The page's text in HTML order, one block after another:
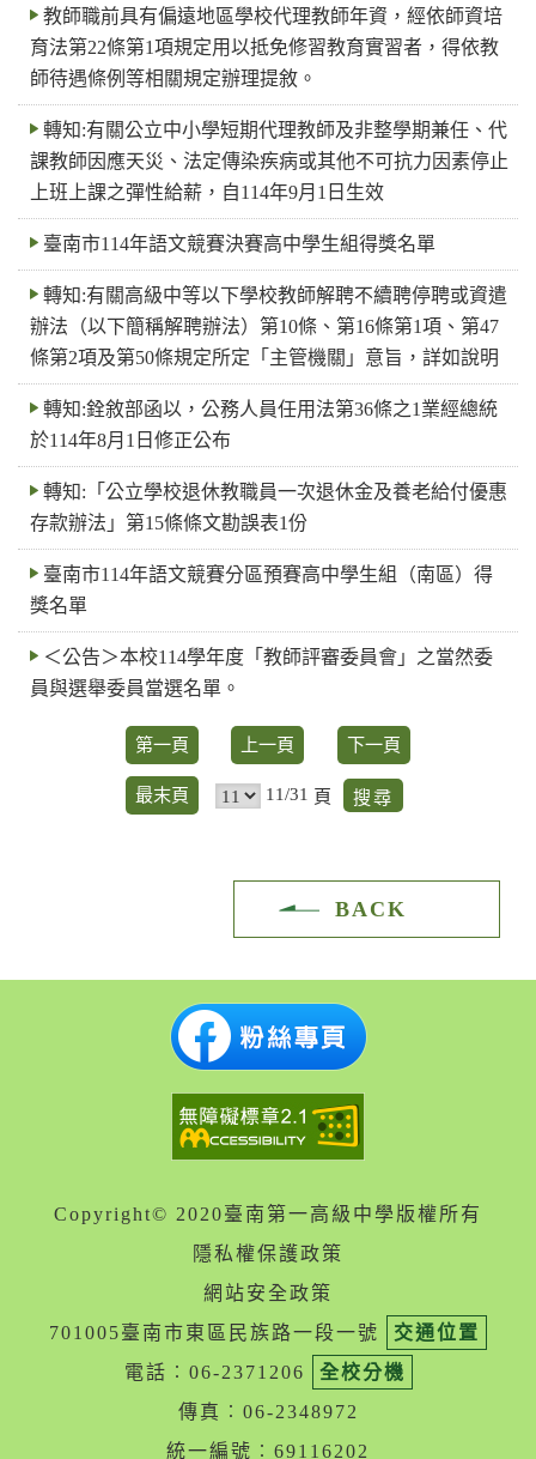
教師職前具有偏遠地區學校代理教師年資，經依師資培
育法第22條第1項規定用以抵免修習教育實習者，得依教
師待遇條例等相關規定辦理提敘。
轉知:有關公立中小學短期代理教師及非整學期兼任、代
課教師因應天災、法定傳染疾病或其他不可抗力因素停止
上班上課之彈性給薪，自114年9月1日生效
臺南市114年語文競賽決賽高中學生組得獎名單
轉知:有關高級中等以下學校教師解聘不續聘停聘或資遣
辦法（以下簡稱解聘辦法）第10條、第16條第1項、第47
條第2項及第50條規定所定「主管機關」意旨，詳如說明
轉知:銓敘部函以，公務人員任用法第36條之1業經總統
於114年8月1日修正公布
轉知:「公立學校退休教職員一次退休金及養老給付優惠
存款辦法」第15條條文勘誤表1份
臺南市114年語文競賽分區預賽高中學生組（南區）得
獎名單
＜公告＞本校114學年度「教師評審委員會」之當然委
員與選舉委員當選名單。
第一頁 上一頁 下一頁
最末頁 11/31 頁
BACK
Copyright© 2020臺南第一高級中學版權所有
隱私權保護政策
網站安全政策
701005臺南市東區民族路一段一號
交通位置
電話︰06-2371206
全校分機
傳真︰06-2348972
統一編號︰69116202